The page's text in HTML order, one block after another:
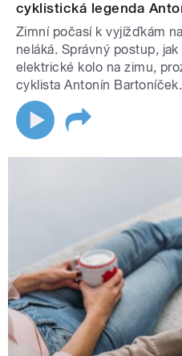
cyklistická legenda
Zimní počasí k vyjížďkám
neláká. Správný postup,
elektrické kolo na zimu,
cyklista Antonín Bartoníček.